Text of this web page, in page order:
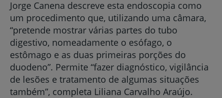
Jorge Canena descreve esta endoscopia como
um procedimento que, utilizando uma câmara,
“pretende mostrar várias partes do tubo
digestivo, nomeadamente o esófago, o
estômago e as duas primeiras porções do
duodeno”. Permite “fazer diagnóstico, vigilância
de lesões e tratamento de algumas situações
também”, completa Liliana Carvalho Araújo.